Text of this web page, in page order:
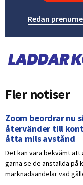
Redan
Fler notiser
Zoom beordrar nu
återvänder till
åtta mils avstånd
Det kan vara bekvämt
gärna se de anställda på
marknadsandelar vad